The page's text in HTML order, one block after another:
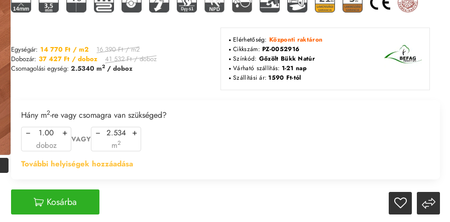
Egységár: 14 770 Ft / m2 16 390 Ft / m2
Dobozár: 37 427 Ft / doboz 41 532 Ft / doboz
Csomagolási egység:2.5340 m2 / doboz
Elérhetőség:Központi raktáron
Cikkszám:PZ-0052916
Színkód: Gőzölt Bükk Natúr
Várható szállítás: 1-21 nap
Szállítási ár: 1590 Ft-tól
További helyiségek hozzáadása
Hány m2-re vagy csomagra van szükséged?
− +
doboz
VAGY
− +
m2
Kosárba